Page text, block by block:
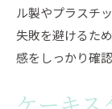
ル製やプラスチ
失敗を避けるた
感をしっかり確